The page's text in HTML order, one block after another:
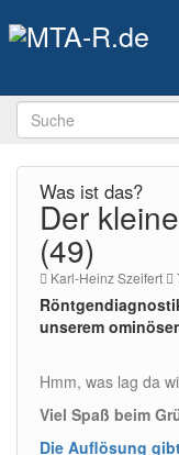
Was ist das?
Der
(49)
Karl-Heinz Szeifert
unserem
Hmm, was lag da
Viel Spaß beim
Die Auflösung